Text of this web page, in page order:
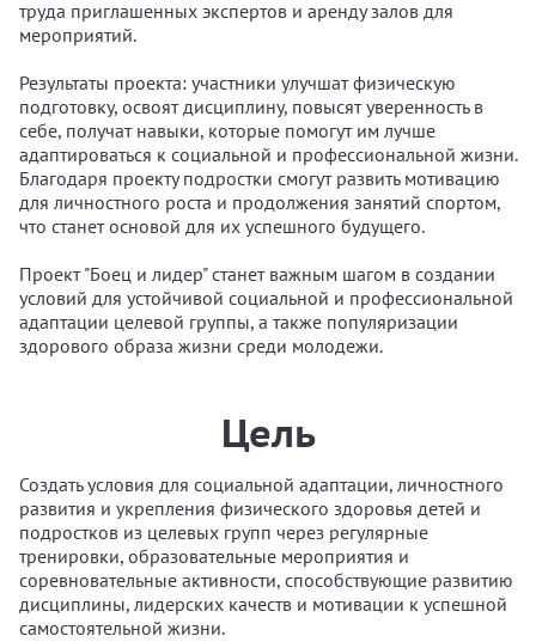
труда приглашенных экспертов и аренду залов для
мероприятий.
Результаты проекта: участники улучшат физическую
подготовку, освоят дисциплину, повысят уверенность в
себе, получат навыки, которые помогут им лучше
адаптироваться к социальной и профессиональной жизни.
Благодаря проекту подростки смогут развить мотивацию
для личностного роста и продолжения занятий спортом,
что станет основой для их успешного будущего.
Проект "Боец и лидер" станет важным шагом в создании
условий для устойчивой социальной и профессиональной
адаптации целевой группы, а также популяризации
здорового образа жизни среди молодежи.
Цель
Создать условия для социальной адаптации, личностного
развития и укрепления физического здоровья детей и
подростков из целевых групп через регулярные
тренировки, образовательные мероприятия и
соревновательные активности, способствующие развитию
дисциплины, лидерских качеств и мотивации к успешной
самостоятельной жизни.